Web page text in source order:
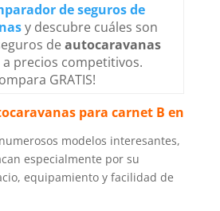
de seguros de
y descubre cuáles son
deautocaravanas
precios competitivos.
GRATIS!
para carnet B en
modelos interesantes,
especialmente por su
equipamiento y facilidad de